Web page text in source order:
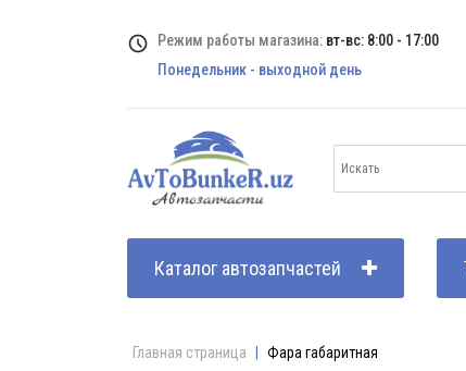
Режим работы магазина: вт-вс: 8:00 - 17:00
Понедельник - выходной день
Каталог автозапчастей
Главная страница Фара габаритная